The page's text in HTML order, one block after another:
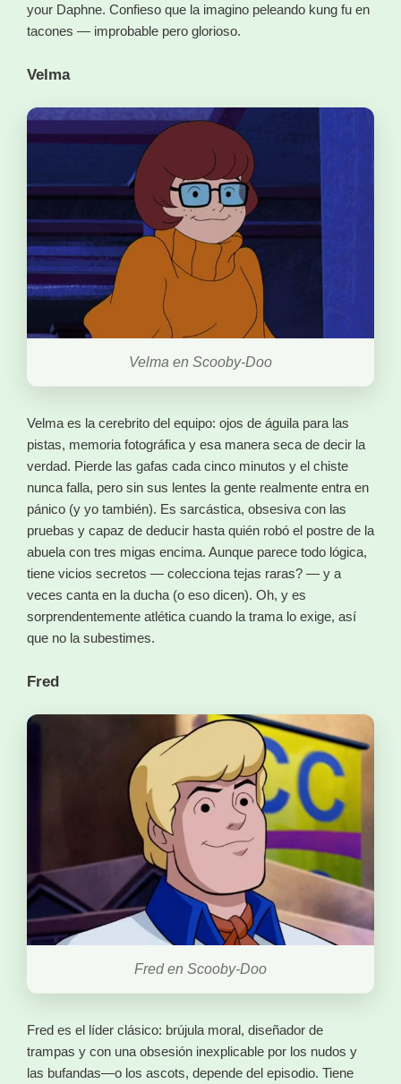
your Daphne. Confieso que la imagino peleando kung fu en
tacones — improbable pero glorioso.
Velma
Velma en Scooby-Doo
Velma es la cerebrito del equipo: ojos de águila para las
pistas, memoria fotográfica y esa manera seca de decir la
verdad. Pierde las gafas cada cinco minutos y el chiste
nunca falla, pero sin sus lentes la gente realmente entra en
pánico (y yo también). Es sarcástica, obsesiva con las
pruebas y capaz de deducir hasta quién robó el postre de la
abuela con tres migas encima. Aunque parece todo lógica,
tiene vicios secretos — colecciona tejas raras? — y a
veces canta en la ducha (o eso dicen). Oh, y es
sorprendentemente atlética cuando la trama lo exige, así
que no la subestimes.
Fred
Fred en Scooby-Doo
Fred es el líder clásico: brújula moral, diseñador de
trampas y con una obsesión inexplicable por los nudos y
las bufandas—o los ascots, depende del episodio. Tiene